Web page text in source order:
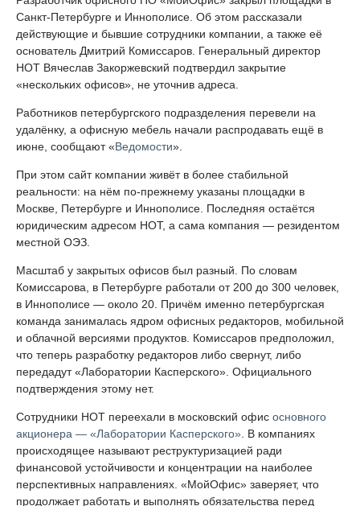
Санкт-Петербурге и Иннополисе. Об этом рассказали
действующие и бывшие сотрудники компании, а также её
основатель Дмитрий Комиссаров. Генеральный директор
НОТ Вячеслав Закоржевский подтвердил закрытие
«нескольких офисов», не уточнив адреса.
Работников петербургского подразделения перевели на
удалёнку, а офисную мебель начали распродавать ещё в
июне, сообщают «Ведомости».
При этом сайт компании живёт в более стабильной
реальности: на нём по-прежнему указаны площадки в
Москве, Петербурге и Иннополисе. Последняя остаётся
юридическим адресом НОТ, а сама компания — резидентом
местной ОЭЗ.
Масштаб у закрытых офисов был разный. По словам
Комиссарова, в Петербурге работали от 200 до 300 человек,
в Иннополисе — около 20. Причём именно петербургская
команда занималась ядром офисных редакторов, мобильной
и облачной версиями продуктов. Комиссаров предположил,
что теперь разработку редакторов либо свернут, либо
передадут «Лаборатории Касперского». Официального
подтверждения этому нет.
Сотрудники НОТ переехали в московский офис основного
акционера — «Лаборатории Касперского» . В компаниях
происходящее называют реструктуризацией ради
финансовой устойчивости и концентрации на наиболее
перспективных направлениях. «МойОфис» заверяет, что
продолжает работать и выполнять обязательства перед